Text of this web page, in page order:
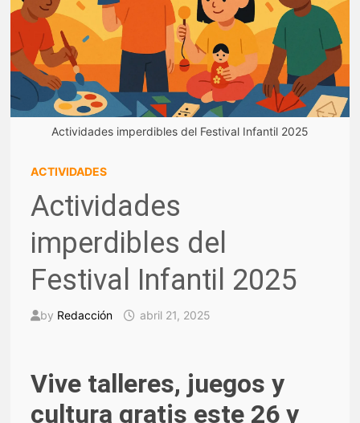
Actividades imperdibles del Festival Infantil 2025
ACTIVIDADES
Actividades
imperdibles del
Festival Infantil 2025
by Redacción abril 21, 2025
Vive talleres, juegos y
cultura gratis este 26 y